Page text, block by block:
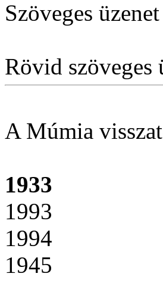
Szöveges
Rövid szöveges
A Múmia
1933
1993
1994
1945